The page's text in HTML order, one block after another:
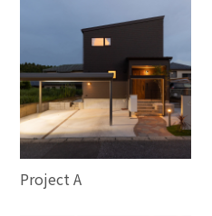
Project A